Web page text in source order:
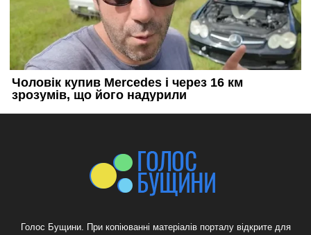
Голос Бущини. При копіюванні матеріалів порталу відкрите для